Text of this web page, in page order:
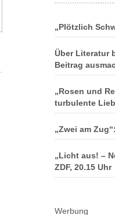
„Plötzlich
Über Literatur
Beitrag
„Rosen und
turbulente
„Zwei am
„Licht aus! –
ZDF, 20.15 Uhr
Werbung